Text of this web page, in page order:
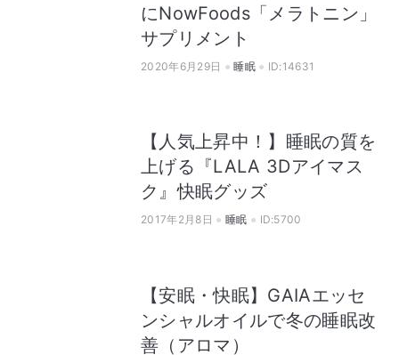
にNowFoods「メラトニン」
サプリメント
2020年6月29日 睡眠 ID:14631
【人気上昇中！】睡眠の質を
上げる『LALA 3Dアイマス
ク』快眠グッズ
2017年2月8日 睡眠 ID:5700
【安眠・快眠】GAIAエッセ
ンシャルオイルで冬の睡眠改
善（アロマ）